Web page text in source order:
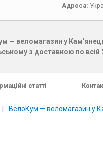
Адреса:
— веломагазин у
з доставкою по всій
статті
ВелоКум — веломагазин у